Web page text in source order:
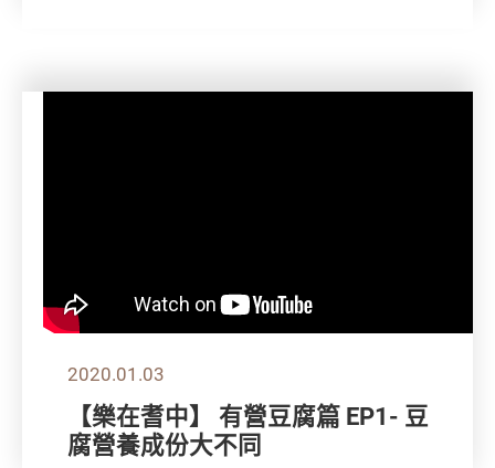
2020.01.03
【樂在耆中】 有營豆腐篇 EP1- 豆
腐營養成份大不同